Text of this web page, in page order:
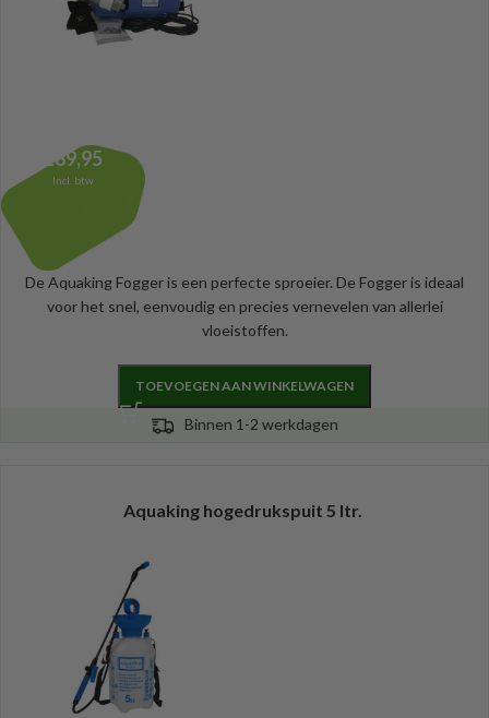
189,95
Incl. btw
De Aquaking Fogger is een perfecte sproeier. De Fogger is ideaal
voor het snel, eenvoudig en precies vernevelen van allerlei
vloeistoffen.
TOEVOEGEN AAN WINKELWAGEN
Binnen 1-2 werkdagen
Aquaking hogedrukspuit 5 ltr.